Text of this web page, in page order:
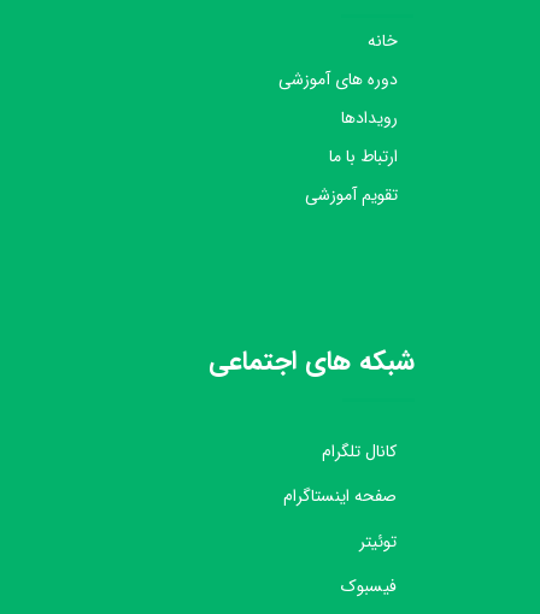
خانه
دوره های آموزشی
رویدادها
ارتباط با ما
تقویم آموزشی
شبکه های اجتماعی
کانال تلگرام
صفحه اینستاگرام
توئیتر
فیسبوک